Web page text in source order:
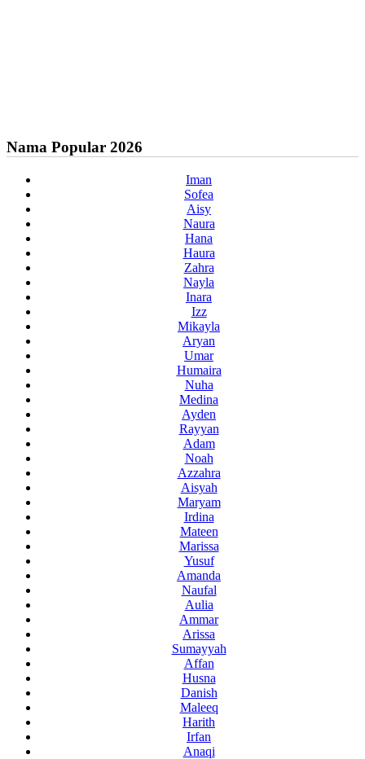
Nama Popular 2026
Iman
Sofea
Aisy
Naura
Hana
Haura
Zahra
Nayla
Inara
Izz
Mikayla
Aryan
Umar
Humaira
Nuha
Medina
Ayden
Rayyan
Adam
Noah
Azzahra
Aisyah
Maryam
Irdina
Mateen
Marissa
Yusuf
Amanda
Naufal
Aulia
Ammar
Arissa
Sumayyah
Affan
Husna
Danish
Maleeq
Harith
Irfan
Anaqi